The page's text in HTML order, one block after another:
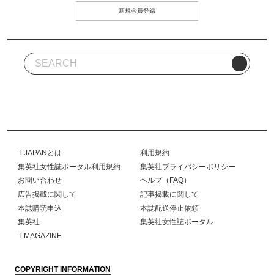
新規会員登録
T JAPANとは
利用規約
集英社女性誌ポータル利用規約
集英社プライバシーポリシー
お問い合わせ
ヘルプ（FAQ）
広告掲載に関して
記事掲載に関して
本誌購読申込
本誌配送停止依頼
集英社
集英社女性誌ポータル
T MAGAZINE
COPYRIGHT INFORMATION